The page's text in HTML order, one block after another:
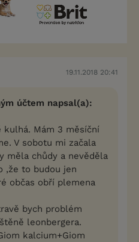
19.11.2018 20:41
účtem napsal(a):
kulhá. Mám 3 měsíční
V sobotu mi začala
měla chůdy a nevěděla
,že to budou jen
občas obří plemena
bych problém
leonbergera.
kalcium+Giom